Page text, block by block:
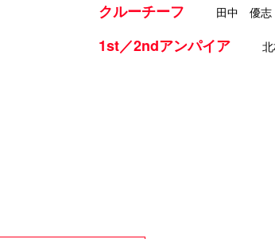
クルーチーフ 田中 優志
1st／2ndアンパイア